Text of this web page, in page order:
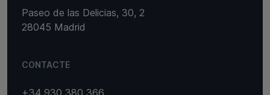
Paseo de las Delicias, 30, 2
28045 Madrid
CONTACTE
+34 930 380 366